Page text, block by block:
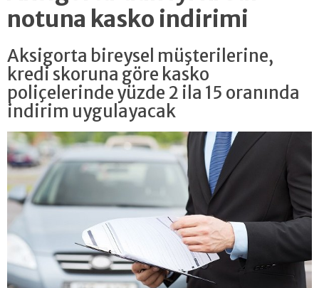
notuna kasko indirimi
Aksigorta bireysel müşterilerine,
kredi skoruna göre kasko
poliçelerinde yüzde 2 ila 15 oranında
indirim uygulayacak